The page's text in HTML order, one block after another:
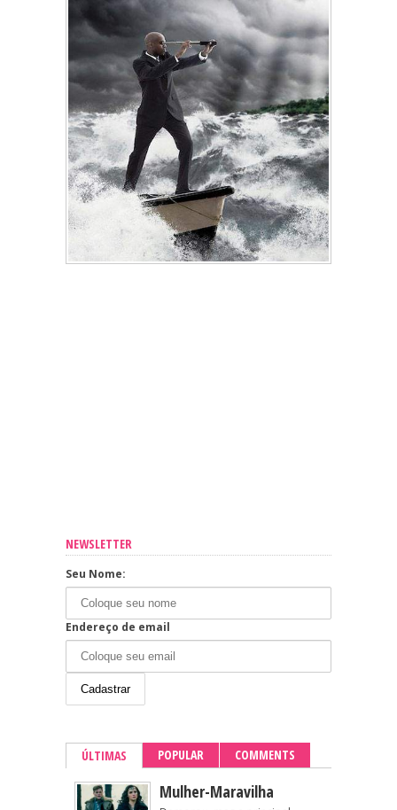
NEWSLETTER
Seu Nome:
Endereço de email
ÚLTIMAS POPULAR COMMENTS
Mulher-Maravilha